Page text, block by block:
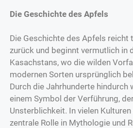
Die Geschichte des Apfels
Die Geschichte des Apfels reicht
zurück und beginnt vermutlich in
Kasachstans, wo die wilden
modernen Sorten ursprünglich
Durch die Jahrhunderte hindurch
einem Symbol der Verführung,
Unsterblichkeit. In vielen
zentrale Rolle in Mythologie und